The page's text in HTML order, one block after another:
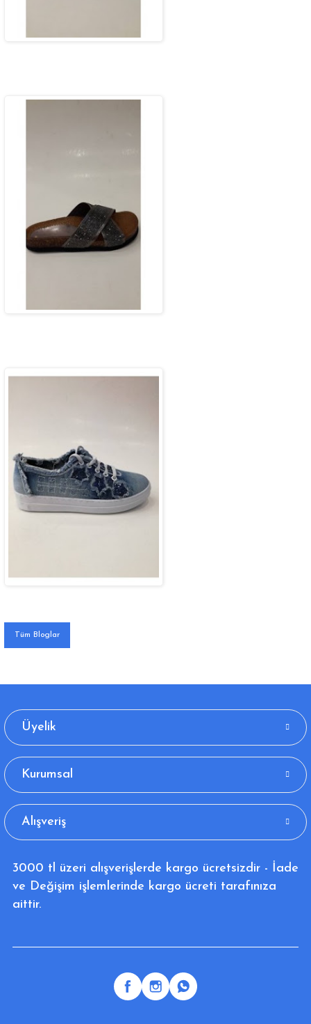
Tüm Bloglar
Üyelik
Kurumsal
Alışveriş
3000 tl üzeri alışverişlerde kargo ücretsizdir - İade
ve Değişim işlemlerinde kargo ücreti tarafınıza
aittir.